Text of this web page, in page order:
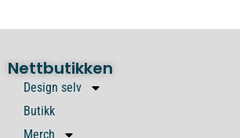
Nettbutikken
Design selv
Butikk
Merch